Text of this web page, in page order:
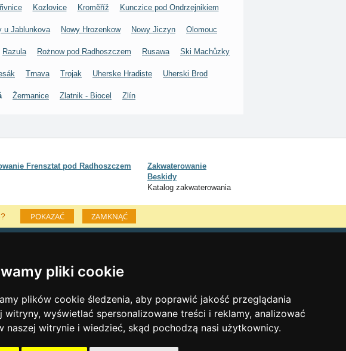
pliki cookie
plików cookie śledzenia, aby poprawić jakość przeglądania
witryny, wyświetlać spersonalizowane treści i reklamy, analizować
naszej witrynie i wiedzieć, skąd pochodzą nasi użytkownicy.
Kozlovice Kroměříž Kunczice pod Ondrzejnikiem
u Jablunkova Nowy Hrozenkow Nowy Jiczyn Olomouc
Razula Rożnow pod Radhoszczem Rusawa Ski Machůzky
Trnava Trojak Uherske Hradiste Uherski Brod
Żermanice Zlatnik - Biocel Zlín
Frensztat pod Radhoszczem
Zakwaterowanie
Beskidy
Katalog zakwaterowania
POKAZAĆ ZAMKNĄĆ
Lastminute Beskidy
Sylwester Beskidy
Sylwester w górach 2025/26
Warunki narciarskie